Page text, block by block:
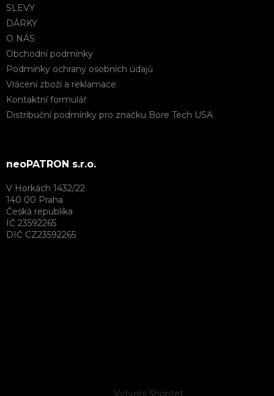
SLEVY
DÁRKY
O NÁS
Obchodní podmínky
Podmínky ochrany osobních údajů
Vrácení zboží a reklamace
Kontaktní formulář
Distribuční podmínky pro značku Bore Tech USA
neoPATRON s.r.o.
V Horkách 1432/22
140 00 Praha
Česká republika
IČ 23592265
DIČ CZ23592265
Vytvořil Shoptet